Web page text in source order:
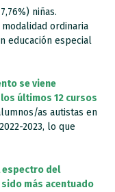
niñas.
ordinaria
educación especial
se viene
últimos 12 cursos
as autistas en
2023, lo que
espectro del
más acentuado